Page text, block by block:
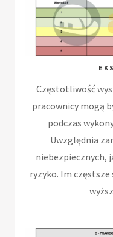
Częstotliwość
pracownicy mogą
podczas
Uwzględnia
niebezpiecznych,
ryzyko. Im